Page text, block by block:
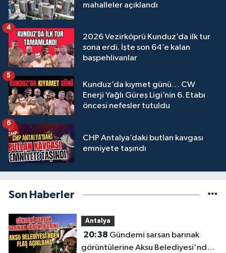
mahalleler açıklandı
2026 Vezirköprü Kunduz’da ilk tur
sona erdi. İşte son 64’e kalan
başpehlivanlar
4
Kunduz’da kıymet günü… CW
Enerji Yağlı Güreş Ligi’nin 6. Etabı
öncesi nefesler tutuldu
5
CHP Antalya’daki butlan kavgası
emniyete taşındı
6
Son Haberler
Antalya
20:38
görüntülerine Aksu Belediyesi'nden